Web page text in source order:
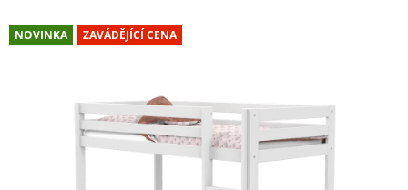
NOVINKA ZAVÁDĚJÍCÍ CENA
J
E